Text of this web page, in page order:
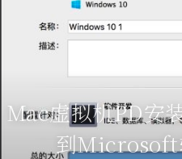
Mac虚拟机PD安
到Microsoft